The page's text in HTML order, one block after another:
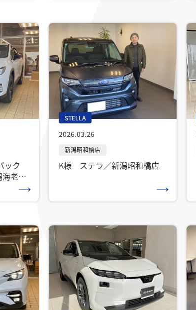
ック
老ケ
STELLA
2026.03.26
新潟昭和橋店
K様 ステラ／新潟昭和橋店